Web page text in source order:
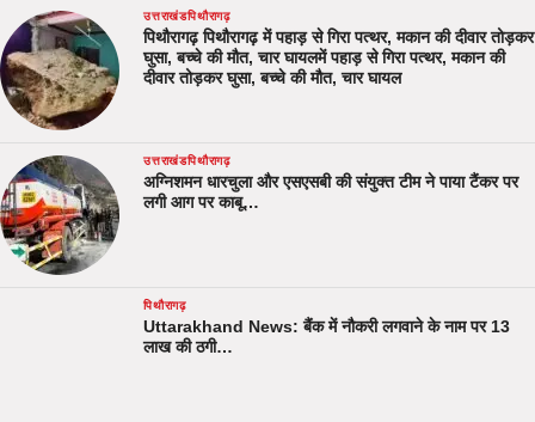
उत्तराखंडपिथौरागढ़
पिथौरागढ़ पिथौरागढ़ में पहाड़ से गिरा पत्थर, मकान की दीवार तोड़कर
घुसा, बच्चे की मौत, चार घायलमें पहाड़ से गिरा पत्थर, मकान की
दीवार तोड़कर घुसा, बच्चे की मौत, चार घायल
उत्तराखंडपिथौरागढ़
अग्निशमन धारचुला और एसएसबी की संयुक्त टीम ने पाया टैंकर पर
लगी आग पर काबू…
पिथौरागढ़
Uttarakhand News: बैंक में नौकरी लगवाने के नाम पर 13
लाख की ठगी…